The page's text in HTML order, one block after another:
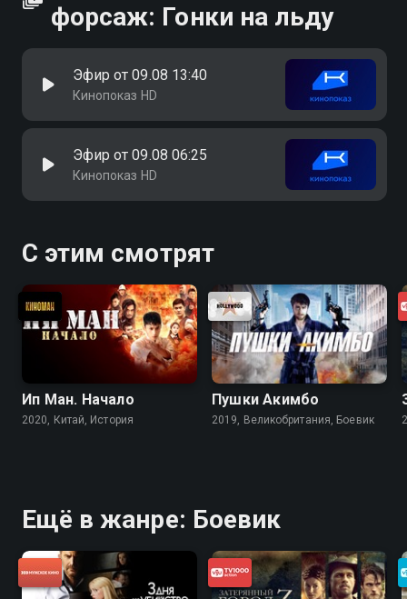
форсаж: Гонки на льду
Эфир от 09.08 13:40
Кинопоказ HD
Эфир от 09.08 06:25
Кинопоказ HD
С этим смотрят
Ип Ман. Начало
2020, Китай, История
Пушки Акимбо
2019, Великобритания, Боевик
Ещё в жанре: Боевик